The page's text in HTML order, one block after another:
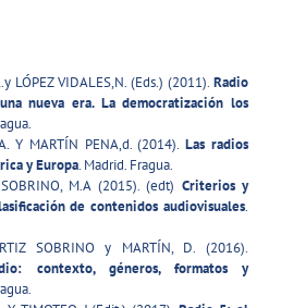
LÓPEZ VIDALES,N. (Eds.) (2011). Radio
nueva era. La democratización los
Y MARTÍN PENA,d. (2014).Las radios
y Europa. Madrid. Fragua.
M.A (2015). (edt) Criterios y
de contenidos audiovisuales.
SOBRINO y MARTÍN, D. (2016).
contexto, géneros, formatos y